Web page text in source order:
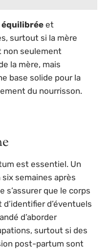
équilibrée et
surtout si la mère
non seulement
la mère, mais
base solide pour la
du nourrisson.
est essentiel. Un
semaines après
s’assurer que le corps
d’éventuels
d’aborder
surtout si des
post-partum sont